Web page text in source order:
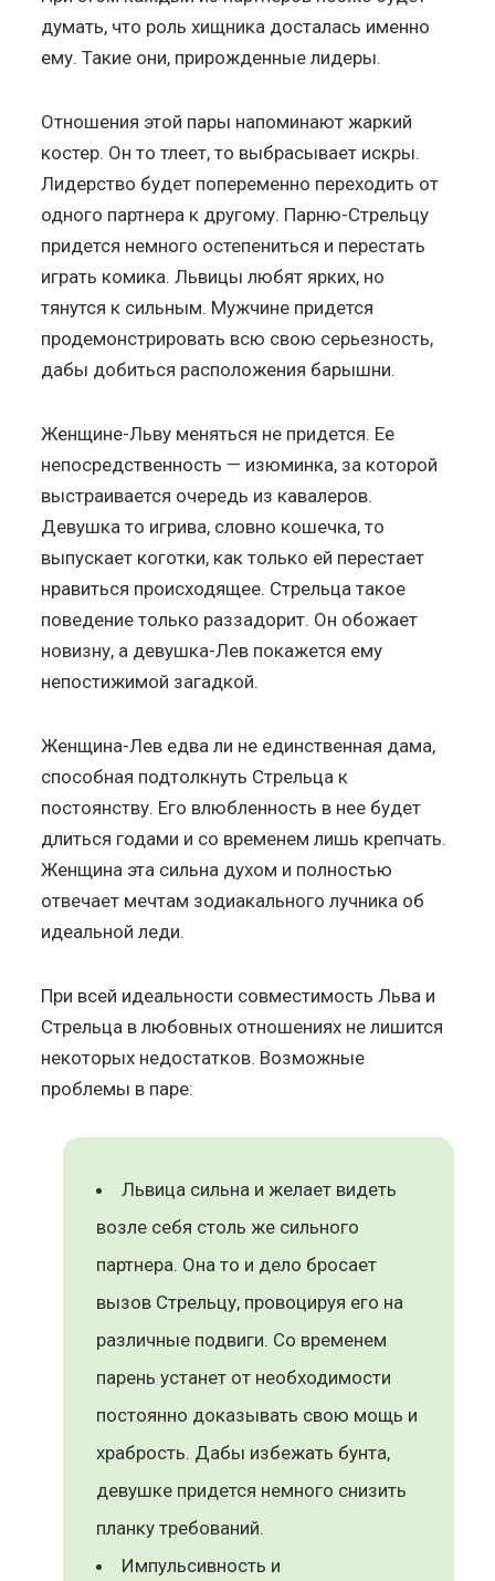
думать, что роль хищника досталась именно
ему. Такие они, прирожденные лидеры.
Отношения этой пары напоминают жаркий
костер. Он то тлеет, то выбрасывает искры.
Лидерство будет попеременно переходить от
одного партнера к другому. Парню-Стрельцу
придется немного остепениться и перестать
играть комика. Львицы любят ярких, но
тянутся к сильным. Мужчине придется
продемонстрировать всю свою серьезность,
дабы добиться расположения барышни.
Женщине-Льву меняться не придется. Ее
непосредственность — изюминка, за которой
выстраивается очередь из кавалеров.
Девушка то игрива, словно кошечка, то
выпускает коготки, как только ей перестает
нравиться происходящее. Стрельца такое
поведение только раззадорит. Он обожает
новизну, а девушка-Лев покажется ему
непостижимой загадкой.
Женщина-Лев едва ли не единственная дама,
способная подтолкнуть Стрельца к
постоянству. Его влюбленность в нее будет
длиться годами и со временем лишь крепчать.
Женщина эта сильна духом и полностью
отвечает мечтам зодиакального лучника об
идеальной леди.
При всей идеальности совместимость Льва и
Стрельца в любовных отношениях не лишится
некоторых недостатков. Возможные
проблемы в паре:
Львица сильна и желает видеть
возле себя столь же сильного
партнера. Она то и дело бросает
вызов Стрельцу, провоцируя его на
различные подвиги. Со временем
парень устанет от необходимости
постоянно доказывать свою мощь и
храбрость. Дабы избежать бунта,
девушке придется немного снизить
планку требований.
Импульсивность и